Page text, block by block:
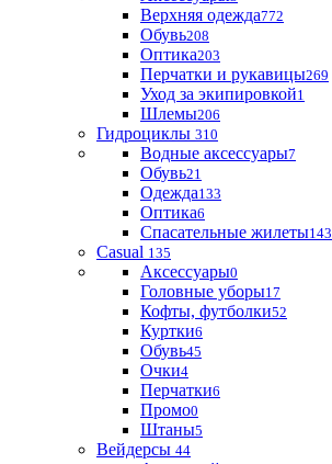
Верхняя одежда772
Обувь208
Оптика203
Перчатки и рукавицы269
Уход за экипировкой1
Шлемы206
Гидроциклы 310
Водные аксессуары7
Обувь21
Одежда133
Оптика6
Спасательные жилеты143
Casual 135
Аксессуары0
Головные уборы17
Кофты, футболки52
Куртки6
Обувь45
Очки4
Перчатки6
Промо0
Штаны5
Вейдерсы 44